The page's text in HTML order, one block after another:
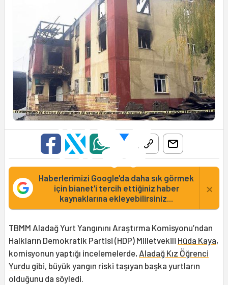
Haberlerimizi Google'da daha sık görmek
için bianet'i tercih ettiğiniz haber
kaynaklarına ekleyebilirsiniz...
×
TBMM Aladağ Yurt Yangınını Araştırma Komisyonu’ndan
Halkların Demokratik Partisi (HDP) Milletvekili Hüda Kaya,
komisyonun yaptığı incelemelerde, Aladağ Kız Öğrenci
Yurdu gibi, büyük yangın riski taşıyan başka yurtların
olduğunu da söyledi.